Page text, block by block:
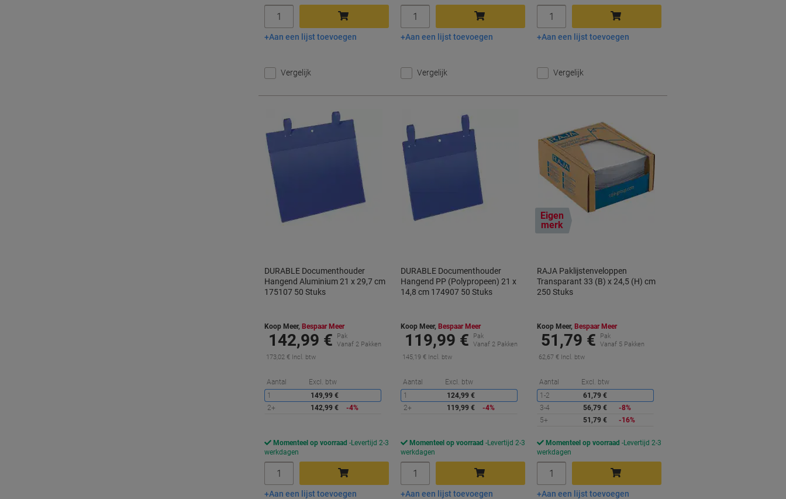
In winkelwagen
Aan een lijst toevoegen
Vergelijk
In winkelwagen
Aan een lijst toevoegen
Vergelijk
In winkelwagen
Aan een lijst toevoegen
Vergelijk
DURABLE Documenthouder
Hangend Aluminium 21 x 29,7 cm
175107 50 Stuks
Koop Meer, Bespaar Meer
142,99 €
Pak
Vanaf 2 Pakken
173,02 € Incl. btw
Aantal Excl. btw
Korting
1
149,99 €
2+
142,99 € -4%
Momenteel op voorraad
Levertijd 2-3
werkdagen
In winkelwagen
Aan een lijst toevoegen
DURABLE Documenthouder
Hangend PP (Polypropeen) 21 x
14,8 cm 174907 50 Stuks
Koop Meer, Bespaar Meer
119,99 €
Pak
Vanaf 2 Pakken
145,19 € Incl. btw
Aantal Excl. btw
Korting
1
124,99 €
2+
119,99 € -4%
Momenteel op voorraad
Levertijd 2-3
werkdagen
In winkelwagen
Aan een lijst toevoegen
Eigen
merk
RAJA Paklijstenveloppen
Transparant 33 (B) x 24,5 (H) cm
250 Stuks
Koop Meer, Bespaar Meer
51,79 €
Pak
Vanaf 5 Pakken
62,67 € Incl. btw
Aantal Excl. btw
1-2
61,79 €
3-4
56,79 €
-8%
5+
51,79 € -16%
Momenteel op voorraad
Levertijd 2-3
werkdagen
In winkelwagen
Aan een lijst toevoegen